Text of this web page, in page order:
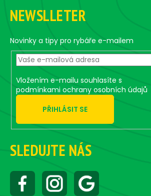
n
t
l
s
NEWSLLETER
Novinky a tipy pro rybáře e-mailem
Vložením e-mailu souhlasíte s
podmínkami ochrany osobních údajů
PŘIHLÁSIT SE
SLEDUJTE NÁS